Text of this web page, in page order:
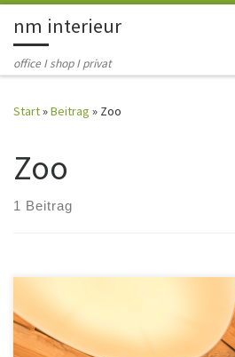
Zum Inhalt springen
nm interieur
office I shop I privat
Start»Beitrag » Zoo
Zoo
1 Beitrag